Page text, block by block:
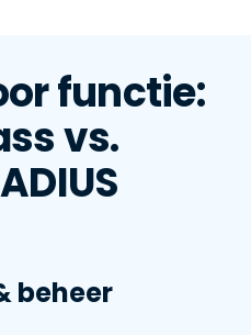
functie:
vs.
beheer